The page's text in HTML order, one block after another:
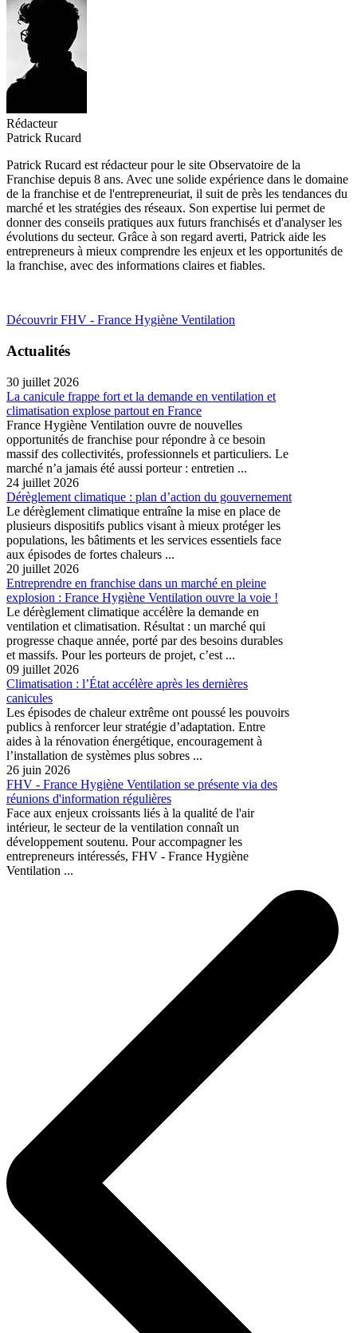
Rédacteur
Patrick Rucard
Patrick Rucard est rédacteur pour le site Observatoire de la
Franchise depuis 8 ans. Avec une solide expérience dans le domaine
de la franchise et de l'entrepreneuriat, il suit de près les tendances du
marché et les stratégies des réseaux. Son expertise lui permet de
donner des conseils pratiques aux futurs franchisés et d'analyser les
évolutions du secteur. Grâce à son regard averti, Patrick aide les
entrepreneurs à mieux comprendre les enjeux et les opportunités de
la franchise, avec des informations claires et fiables.
Découvrir FHV - France Hygiène Ventilation
Actualités
30 juillet 2026
La canicule frappe fort et la demande en ventilation et
climatisation explose partout en France
France Hygiène Ventilation ouvre de nouvelles
opportunités de franchise pour répondre à ce besoin
massif des collectivités, professionnels et particuliers. Le
marché n’a jamais été aussi porteur : entretien ...
24 juillet 2026
Dérèglement climatique : plan d’action du gouvernement
Le dérèglement climatique entraîne la mise en place de
plusieurs dispositifs publics visant à mieux protéger les
populations, les bâtiments et les services essentiels face
aux épisodes de fortes chaleurs ...
20 juillet 2026
Entreprendre en franchise dans un marché en pleine
explosion : France Hygiène Ventilation ouvre la voie !
Le dérèglement climatique accélère la demande en
ventilation et climatisation. Résultat : un marché qui
progresse chaque année, porté par des besoins durables
et massifs. Pour les porteurs de projet, c’est ...
09 juillet 2026
Climatisation : l’État accélère après les dernières
canicules
Les épisodes de chaleur extrême ont poussé les pouvoirs
publics à renforcer leur stratégie d’adaptation. Entre
aides à la rénovation énergétique, encouragement à
l’installation de systèmes plus sobres ...
26 juin 2026
FHV - France Hygiène Ventilation se présente via des
réunions d'information régulières
Face aux enjeux croissants liés à la qualité de l'air
intérieur, le secteur de la ventilation connaît un
développement soutenu. Pour accompagner les
entrepreneurs intéressés, FHV - France Hygiène
Ventilation ...